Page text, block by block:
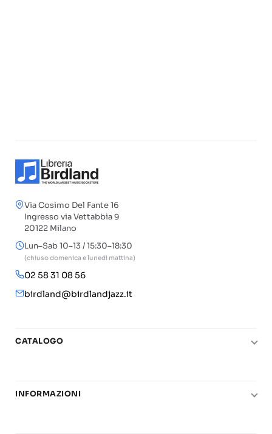
Via Cosimo Del Fante 16
Ingresso via Vettabbia 9
20122 Milano
Lun–Sab 10–13 / 15:30–18:30
(chiuso domenica e lunedì mattina)
02 58 31 08 56
birdland@birdlandjazz.it
CATALOGO
Chitarra
INFORMAZIONI